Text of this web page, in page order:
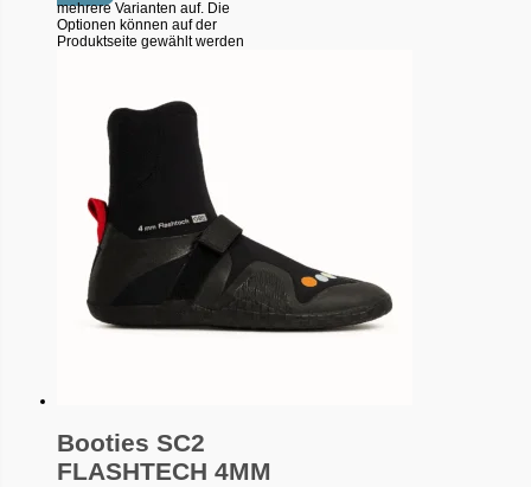
mehrere Varianten auf. Die
Optionen können auf der
Produktseite gewählt werden
Booties SC2
FLASHTECH 4MM